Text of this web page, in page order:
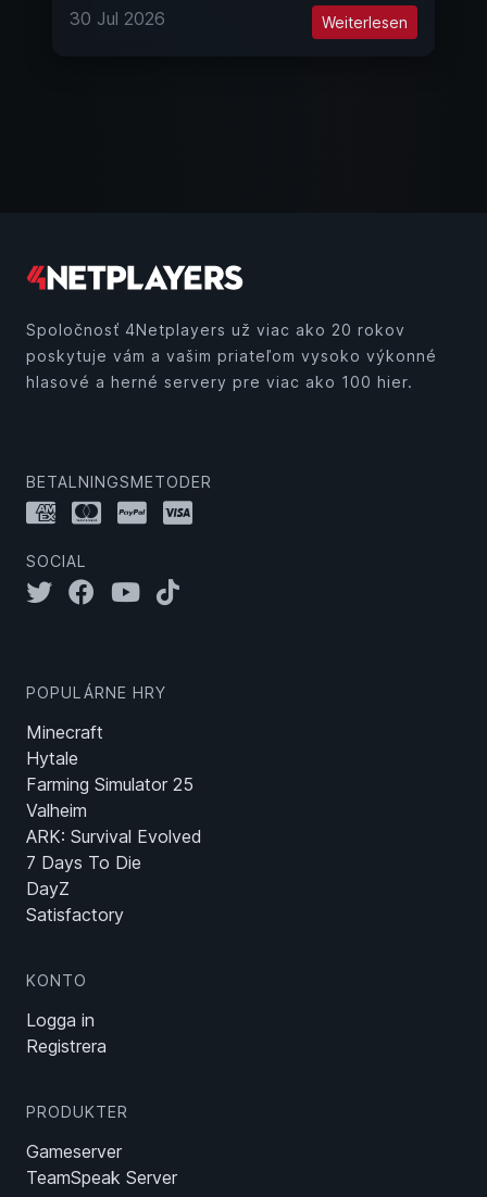
30 Jul 2026 Weiterlesen
Spoločnosť 4Netplayers už viac ako 20 rokov
poskytuje vám a vašim priateľom vysoko výkonné
hlasové a herné servery pre viac ako 100 hier.
BETALNINGSMETODER
SOCIAL
POPULÁRNE HRY
Minecraft
Hytale
Farming Simulator 25
Valheim
ARK: Survival Evolved
7 Days To Die
DayZ
Satisfactory
KONTO
Logga in
Registrera
PRODUKTER
Gameserver
TeamSpeak Server